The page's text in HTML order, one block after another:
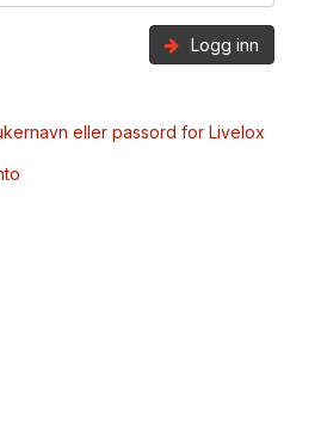
Logg inn
eller passord for Livelox